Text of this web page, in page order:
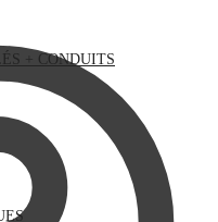
+ CONDUITS